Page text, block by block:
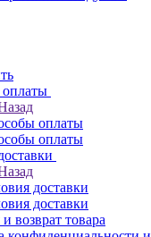
оплаты
оплаты
доставки
доставки
возврат товара